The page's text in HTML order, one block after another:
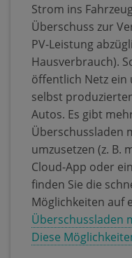
Strom ins
Überschuss zur
PV-Leistung
Hausverbrauch).
öffentlich Netz
selbst
Autos. Es gibt
Überschussladen
umzusetzen (z. B.
Cloud-App oder
finden Sie die
Möglichkeiten auf
Überschussladen
Diese